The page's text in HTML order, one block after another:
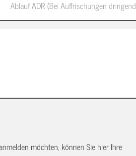
möchten, können Sie hier Ihre